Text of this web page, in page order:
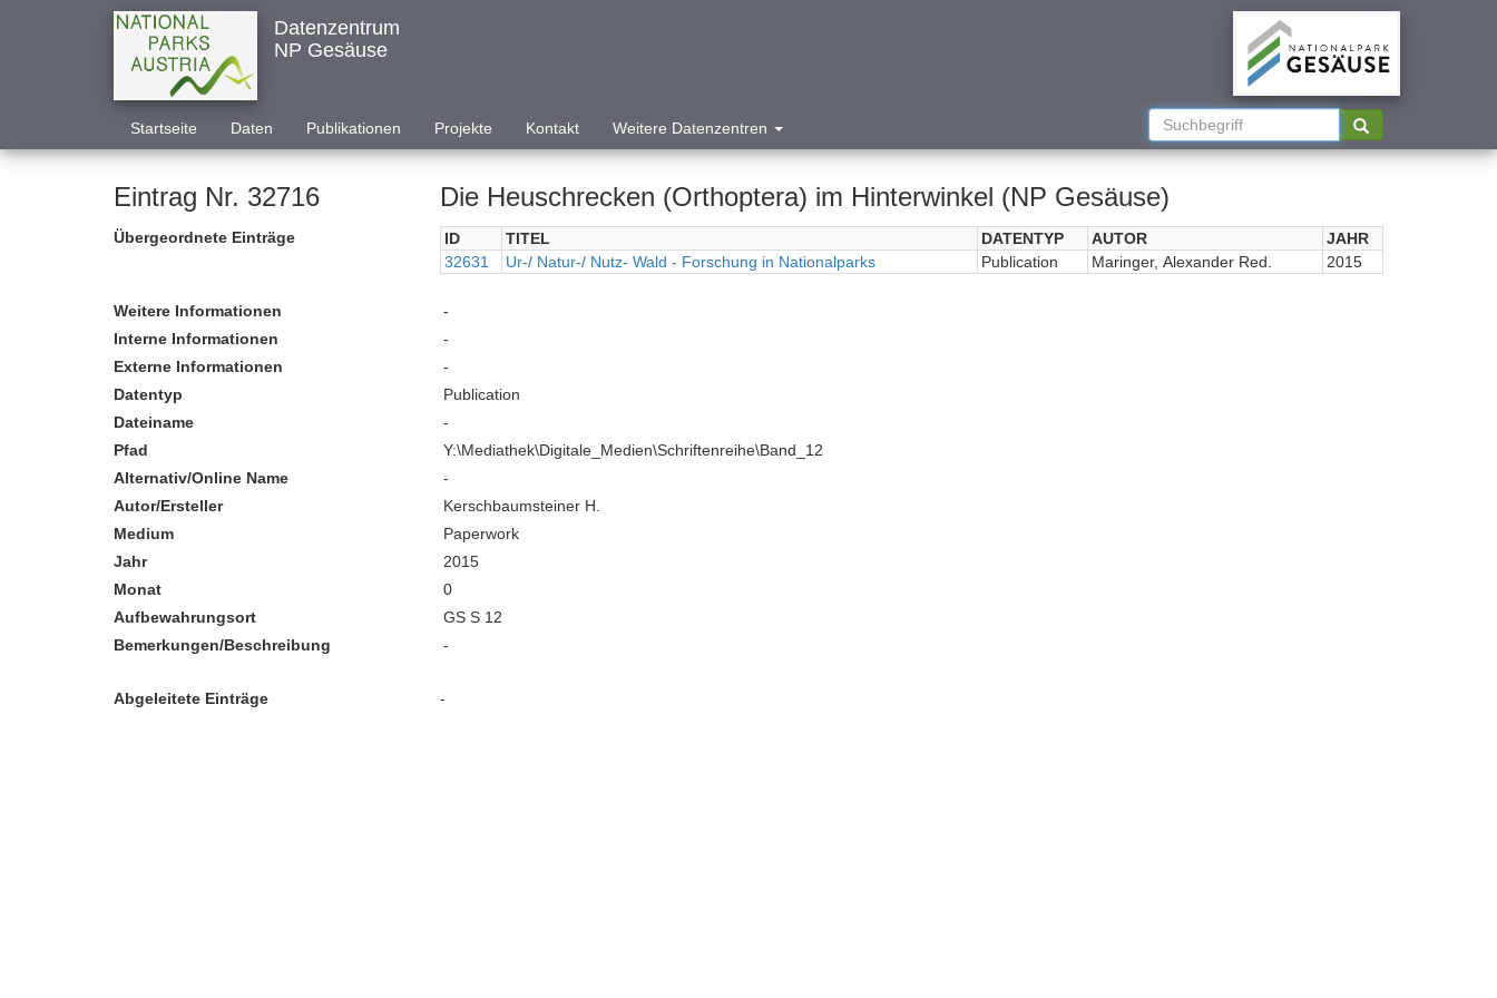
Datenzentrum
NP Gesäuse
Startseite Daten Publikationen Projekte Kontakt Weitere Datenzentren
Eintrag Nr. 32716 Die Heuschrecken (Orthoptera) im Hinterwinkel (NP Gesäuse)
Übergeordnete Einträge ID TITEL DATENTYP AUTOR
JAHR
32631
Ur-/ Natur-/ Nutz- Wald - Forschung in Nationalparks Publication Maringer, Alexander Red. 2015
Weitere Informationen
-
Interne Informationen
-
Externe Informationen
-
Datentyp
Publication
Dateiname
-
Pfad
Y:\Mediathek\Digitale_Medien\Schriftenreihe\Band_12
Alternativ/Online Name
-
Autor/Ersteller
Kerschbaumsteiner H.
Medium
Paperwork
Jahr
2015
Monat
0
Aufbewahrungsort
GS S 12
Bemerkungen/Beschreibung
-
Abgeleitete Einträge -